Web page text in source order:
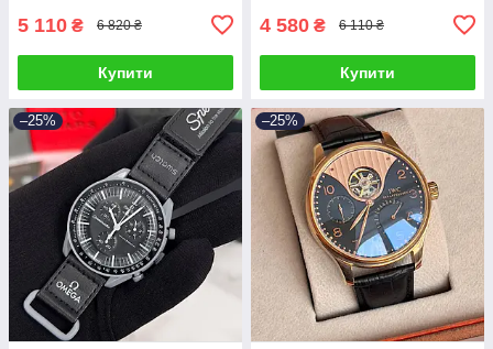
5 110 ₴ 6 820 ₴
Купити
4 580 ₴ 6 110 ₴
Купити
–25% –25%